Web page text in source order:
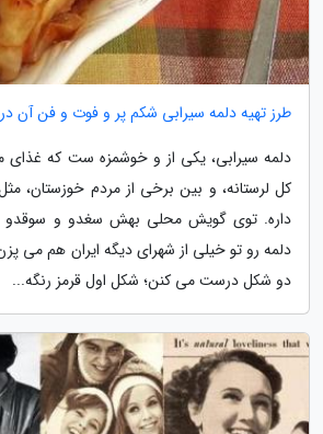
طرز تهیه دلمه سیرابی شکم پر و فوت و فن آن
دلمه سیرابی، یکی از و خوشمزه ست که غذای
کل لرستانه، و بین برخی از مردم خوزستان،
داره. توی گویش محلی بهش سغدو و سوقدو
دلمه رو تو خیلی از شهرای دیگه ایران هم می
دو شکل درست می کنن؛ شکل اول قرمز رنگه...